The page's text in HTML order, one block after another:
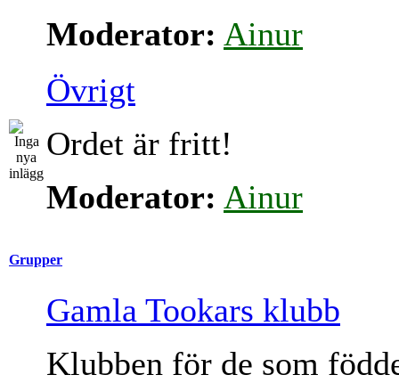
Moderator: Ainur
Övrigt
Ordet är fritt!
Moderator: Ainur
Grupper
Gamla Tookars klubb
Klubben för de som